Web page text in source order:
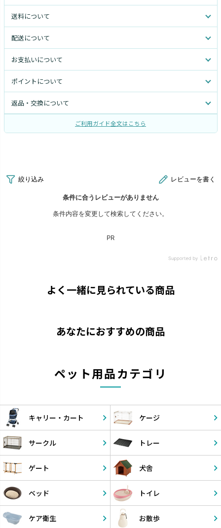
送料について
配送について
お支払いについて
ポイントについて
返品・交換について
ご利用ガイド全文はこちら
よく一緒に見られている商品
あなたにおすすめの商品
ペット用品カテゴリ
キャリー・ カート ケージ
サークル トレー
ゲート 犬舎
ベッド トイレ
ケア衛生 お散歩